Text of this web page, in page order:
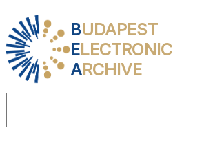
BUDAPEST
ELECTRONIC
ARCHIVE